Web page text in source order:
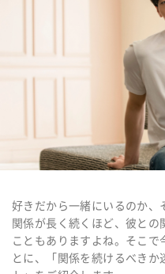
好きだから一緒にいるのか
関係が長く続くほど、彼との
こともありますよね。そこ
とに、「関係を続けるべき